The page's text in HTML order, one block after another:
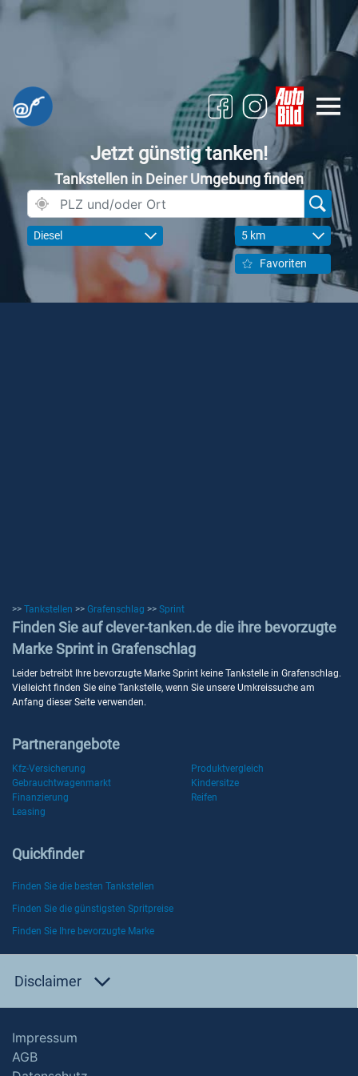
Jetzt günstig tanken!
Tankstellen in Deiner Umgebung finden
Diesel 5 km
Favoriten
>> Tankstellen >> Grafenschlag >> Sprint
Finden Sie auf clever-tanken.de die ihre bevorzugte
Marke Sprint in Grafenschlag
Leider betreibt Ihre bevorzugte Marke Sprint keine Tankstelle in Grafenschlag.
Vielleicht finden Sie eine Tankstelle, wenn Sie unsere Umkreissuche am
Anfang dieser Seite verwenden.
Partnerangebote
Kfz-Versicherung
Produktvergleich
Gebrauchtwagenmarkt
Kindersitze
Finanzierung
Reifen
Leasing
Quickfinder
Finden Sie die besten Tankstellen
Finden Sie die günstigsten Spritpreise
Finden Sie Ihre bevorzugte Marke
Disclaimer
Impressum
AGB